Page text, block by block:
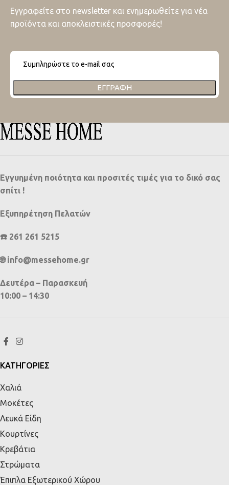
Εγγραφείτε στο newsletter και ενημερωθείτε για νέα
προϊόντα και αποκλειστικές προσφορές!
ΕΓΓΡΑΦΉ
Εγγυημένη ποιότητα και προσιτές τιμές για το δικό σας
σπίτι !
Εξυπηρέτηση Πελατών
☎️ 261 261 5215
🌐 info@messehome.gr
Δευτέρα – Παρασκευή
10:00 – 14:30
ΚΑΤΗΓΟΡΙΕΣ
Χαλιά
Μοκέτες
Λευκά Είδη
Κουρτίνες
Κρεβάτια
Στρώματα
Έπιπλα Εξωτερικού Χώρου